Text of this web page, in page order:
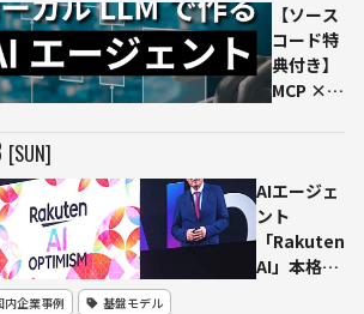
【ソース
コード特
典付き】
MCP ×
AIエージ
ェント｜
Ledge.ai
Webinar
[SUN]
AIエージェ
ント
「Rakuten
AI」本格始
内企業事例 基盤モデル